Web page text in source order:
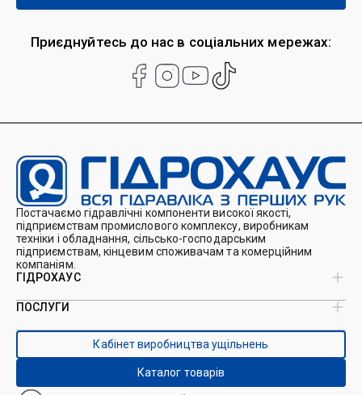
Приєднуйтесь до нас в соціальних мережах:
Постачаємо гідравлічні компоненти високої якості,
підприємствам промислового комплексу, виробникам
техніки і обладнання, сільсько-господарським
підприємствам, кінцевим споживачам та комерційним
компаніям.
ГІДРОХАУС
Про нас
Каталоги
Контакти
ПОСЛУГИ
Виробництво ущільнень
Виробництво гідроциліндрів
Ремонт гідроциліндрів
Ремонт і виготовлення РВТ
Кабінет виробництва ущільнень
Каталог товарів